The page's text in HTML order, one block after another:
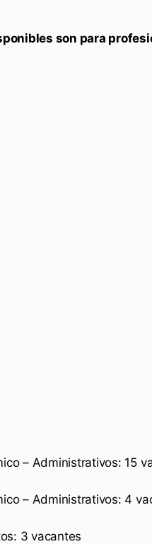
son para
– Administrativos: 15
– Administrativos: 4
3 vacantes